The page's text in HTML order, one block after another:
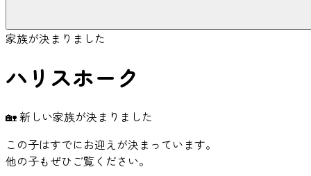
家族が決まりました
ハリスホーク
🏡 新しい家族が決まりました
この子はすでにお迎えが決まっています。
他の子もぜひご覧ください。